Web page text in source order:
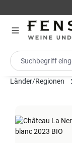
Länder/Regionen